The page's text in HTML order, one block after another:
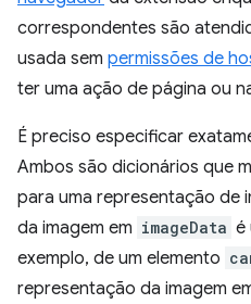
correspondentes são
usada sem permissões de
ter uma ação de página ou
É preciso especificar
Ambos são dicionários que
para uma representação de
da imagem em imageData é
exemplo, de um elemento
representação da imagem